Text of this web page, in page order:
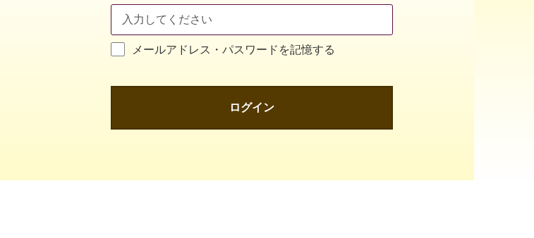
メールアドレス・パスワードを記憶する
ログイン